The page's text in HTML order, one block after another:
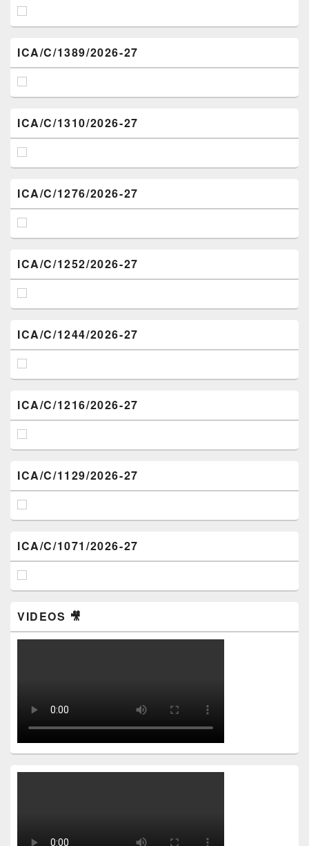
ICA/C/1389/2026-27
ICA/C/1310/2026-27
ICA/C/1276/2026-27
ICA/C/1252/2026-27
ICA/C/1244/2026-27
ICA/C/1216/2026-27
ICA/C/1129/2026-27
ICA/C/1071/2026-27
VIDEOS 🎥